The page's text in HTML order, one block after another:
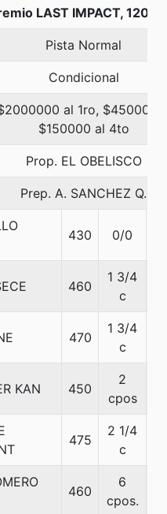
LAST IMPACT, 1200
Pista Normal
Condicional
al 1ro, $450000
$150000 al 4to
Prop. EL OBELISCO
Prep. A. SANCHEZ Q.
430 0/0
460
1 3/4
c
470
1 3/4
c
KAN 450
2
cpos
475
2 1/4
c
460
6
cpos.